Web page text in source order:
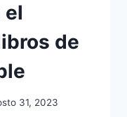
el
de
31, 2023